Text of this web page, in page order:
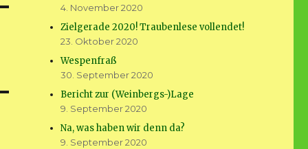
4. November 2020
Zielgerade 2020! Traubenlese vollendet!
23. Oktober 2020
Wespenfraß
30. September 2020
Bericht zur (Weinbergs-)Lage
9. September 2020
Na, was haben wir denn da?
9. September 2020